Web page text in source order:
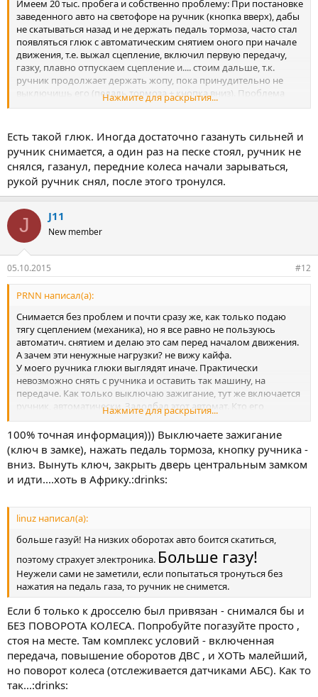
Имеем 20 тыс. пробега и собственно проблему: При постановке
заведенного авто на светофоре на ручник (кнопка вверх), дабы
не скатываться назад и не держать педаль тормоза, часто стал
появляться глюк с автоматическим снятием оного при начале
движения, т.е. выжал сцепление, включил первую передачу,
газку, плавно отпускаем сцепление и.... стоим дальше, т.к.
ручник продолжает держать жопу, пока принудительно не
выключишь его (педаль тормоза + кнопка вниз). Проблема
проявляется хаотично, но с каждым днём прогрессирует.
работала, как ни в чем не бывало. Сказали приезжайте уже на
ТО, тогда и посмотрим.
Вопрос: одинок ли я в данной проблеме?
Нажмите для раскрытия...
Есть такой глюк. Иногда достаточно газануть сильней и
ручник снимается, а один раз на песке стоял, ручник не
снялся, газанул, передние колеса начали зарываться,
рукой ручник снял, после этого тронулся.
J J11
New member
05.10.2015 #12
PRNN написал(а):
Снимается без проблем и почти сразу же, как только подаю
тягу сцеплением (механика), но я все равно не пользуюсь
автоматич. снятием и делаю это сам перед началом движения.
А зачем эти ненужные нагрузки? не вижу кайфа.
У моего ручника глюки выглядят иначе. Практически
невозможно снять с ручника и оставить так машину, на
передаче. Как только выключаю зажигание, тут же включается
ручник, автоматически. Задолбал этот автомат. Кто его
придумал? По инструкции должен сниматься и при выкл.
зажиг., но ключ в замке.
Народ, у кого механика, подскажите, снимается у вас или нет?
Но только пишите кто точно попробовал, а не типа "вроде да",
"что-то такое было, кажется". Мне нужна точная информация.
Нажмите для раскрытия...
100% точная информация))) Выключаете зажигание
(ключ в замке), нажать педаль тормоза, кнопку ручника -
вниз. Вынуть ключ, закрыть дверь центральным замком
и идти....хоть в Африку.:drinks:
linuz написал(а):
больше газуй! На низких оборотах авто боится скатиться,
поэтому страхует электроника. Больше газу!
Неужели сами не заметили, если попытаться тронуться без
нажатия на педаль газа, то ручник не снимется.
Если б только к дросселю был привязан - снимался бы и
БЕЗ ПОВОРОТА КОЛЕСА. Попробуйте погазуйте просто ,
стоя на месте. Там комплекс условий - включенная
передача, повышение оборотов ДВС , и ХОТЬ малейший,
но поворот колеса (отслеживается датчиками АБС). Как то
так...:drinks: